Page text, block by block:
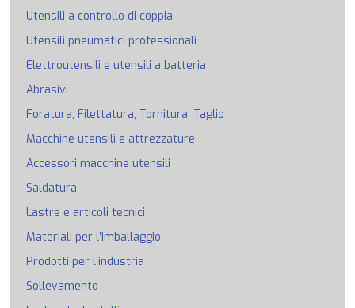
Utensili a controllo di coppia
Utensili pneumatici professionali
Elettroutensili e utensili a batteria
Abrasivi
Foratura, Filettatura, Tornitura, Taglio
Macchine utensili e attrezzature
Accessori macchine utensili
Saldatura
Lastre e articoli tecnici
Materiali per l’imballaggio
Prodotti per l’industria
Sollevamento